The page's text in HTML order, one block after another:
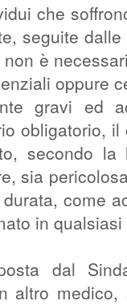
che
seguite
è
oppure
gravi ed
obligatorio,
secondo
sia
come
in
dal
altro